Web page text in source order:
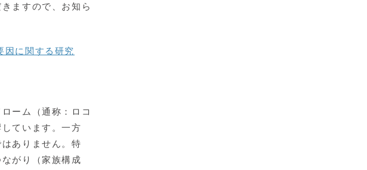
ますので、お知ら
因に関する研究
ーム（通称：ロコ
ています。一方
ありません。特
がり（家族構成